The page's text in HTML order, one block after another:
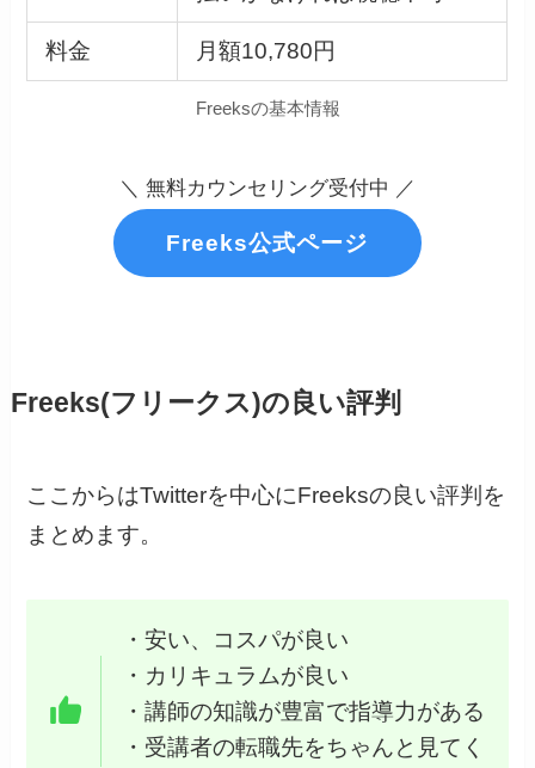
料金 月額10,780円
Freeksの基本情報
＼ 無料カウンセリング受付中 ／
Freeks公式ページ
Freeks(フリークス)の良い評判
ここからはTwitterを中心にFreeksの良い評判を
まとめます。
・安い、コスパが良い
・カリキュラムが良い
・講師の知識が豊富で指導力がある
・受講者の転職先をちゃんと見てく